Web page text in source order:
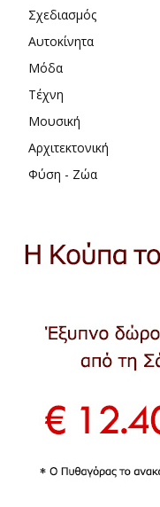
Σχεδιασμός
Αυτοκίνητα
Μόδα
Τέχνη
Μουσική
Αρχιτεκτονική
Φύση - Ζώα